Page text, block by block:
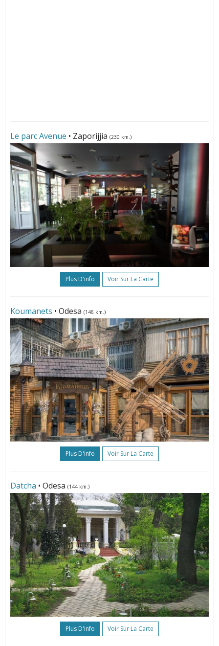
Le parc Avenue • Zaporijjia (230 km.)
Plus D'info Voir Sur La Carte
Koumanets • Odesa (146 km.)
Plus D'info Voir Sur La Carte
Datcha • Odesa (144 km.)
Plus D'info Voir Sur La Carte